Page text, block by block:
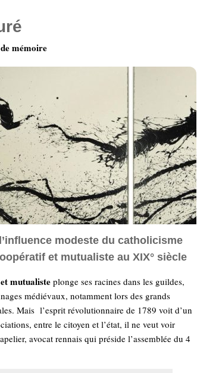
modeste du catholicisme
et mutualiste au XIX° siècle
mutualisteplonge ses racines dans les guildes,
médiévaux, notamment lors des grands
Mais l’esprit révolutionnaire de 1789 voit d’un
entre le citoyen et l’état, il ne veut voir
avocat rennais qui préside l’assemblée du 4
mémoire